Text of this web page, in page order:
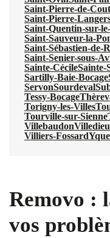
Saint-Pierre-de-
Saint-Pierre-
Saint-Quentin-sur-
Saint-Sauveur-la-
Saint-Sébastien-de-
Saint-Senier-sous-
Sainte-CécileSainte-
Sartilly-Baie-Bocage
ServonSourdeval
Tessy-Bocage
Torigny-les-Villes
Tourville-sur-Sienne
Villebaudon
Villiers-Fossard
Removo :
vos